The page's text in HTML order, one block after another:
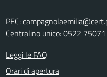
PEC:
Centralino unico: 0522
Leggi le FAQ
Orari di apertura